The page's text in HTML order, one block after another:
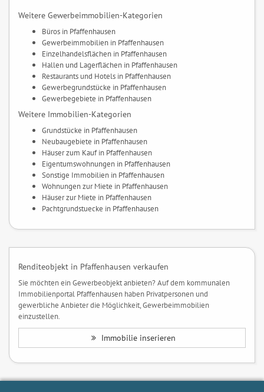
Weitere Gewerbeimmobilien-Kategorien
Büros in Pfaffenhausen
Gewerbeimmobilien in Pfaffenhausen
Einzelhandelsflächen in Pfaffenhausen
Hallen und Lagerflächen in Pfaffenhausen
Restaurants und Hotels in Pfaffenhausen
Gewerbegrundstücke in Pfaffenhausen
Gewerbegebiete in Pfaffenhausen
Weitere Immobilien-Kategorien
Grundstücke in Pfaffenhausen
Neubaugebiete in Pfaffenhausen
Häuser zum Kauf in Pfaffenhausen
Eigentumswohnungen in Pfaffenhausen
Sonstige Immobilien in Pfaffenhausen
Wohnungen zur Miete in Pfaffenhausen
Häuser zur Miete in Pfaffenhausen
Pachtgrundstuecke in Pfaffenhausen
Renditeobjekt in Pfaffenhausen verkaufen
Sie möchten ein Gewerbeobjekt anbieten? Auf dem kommunalen
Immobilienportal Pfaffenhausen haben Privatpersonen und
gewerbliche Anbieter die Möglichkeit, Gewerbeimmobilien
einzustellen.
Immobilie inserieren